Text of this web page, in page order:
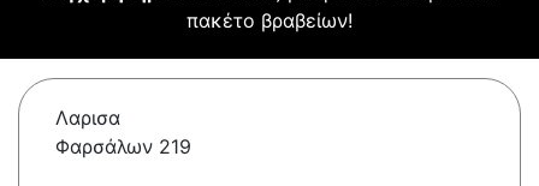
πακέτο βραβείων!
Λαρισα
Φαρσάλων 219